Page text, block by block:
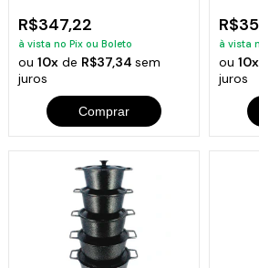
R$347,22
à vista no Pix ou Boleto
ou10x de R$37,34sem
juros
Comprar
à vista
ou 10x
juros